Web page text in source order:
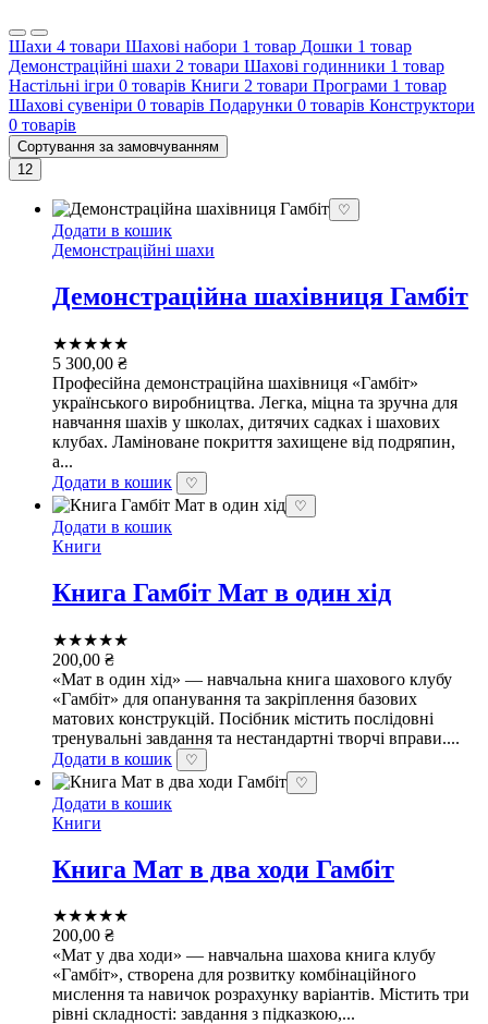
Шахи 4 товари Шахові набори 1 товар Дошки 1 товар
Демонстраційні шахи 2 товари Шахові годинники 1 товар
Настільні ігри 0 товарів Книги 2 товари Програми 1 товар
Шахові сувеніри 0 товарів Подарунки 0 товарів Конструктори
0 товарів
Сортування за замовчуванням
12
♡
Додати в кошик
Демонстраційні шахи
Демонстраційна шахівниця Гамбіт
★★★★★
5 300,00 ₴
Професійна демонстраційна шахівниця «Гамбіт»
українського виробництва. Легка, міцна та зручна для
навчання шахів у школах, дитячих садках і шахових
клубах. Ламіноване покриття захищене від подряпин,
а...
Додати в кошик
♡
♡
Додати в кошик
Книги
Книга Гамбіт Мат в один хід
★★★★★
200,00 ₴
«Мат в один хід» — навчальна книга шахового клубу
«Гамбіт» для опанування та закріплення базових
матових конструкцій. Посібник містить послідовні
тренувальні завдання та нестандартні творчі вправи....
Додати в кошик
♡
♡
Додати в кошик
Книги
Книга Мат в два ходи Гамбіт
★★★★★
200,00 ₴
«Мат у два ходи» — навчальна шахова книга клубу
«Гамбіт», створена для розвитку комбінаційного
мислення та навичок розрахунку варіантів. Містить три
рівні складності: завдання з підказкою,...